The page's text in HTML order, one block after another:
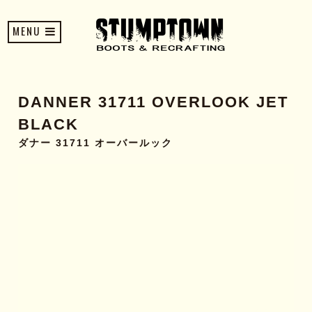
MENU
DANNER 31711 OVERLOOK JET
BLACK
ダナー 31711 オーバールック